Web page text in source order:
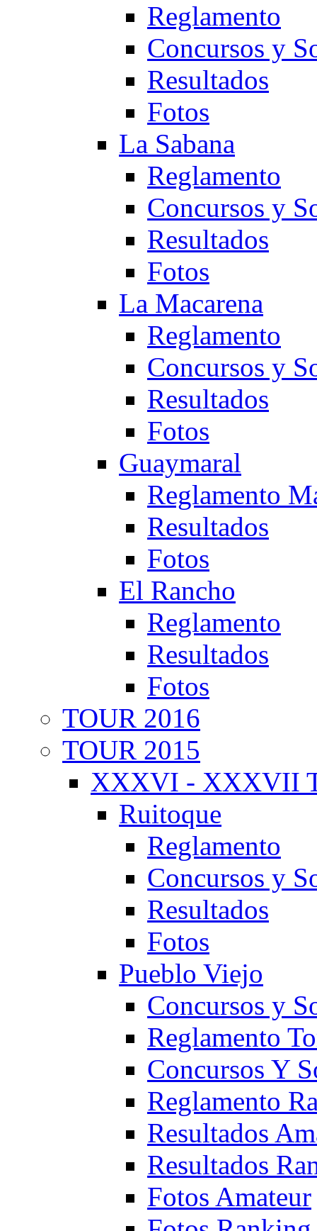
Reglamento
Concursos y
Resultados
Fotos
La Sabana
Reglamento
Concursos y
Resultados
Fotos
La Macarena
Reglamento
Concursos y
Resultados
Fotos
Guaymaral
Reglamento
Resultados
Fotos
El Rancho
Reglamento
Resultados
Fotos
TOUR 2016
TOUR 2015
XXXVI - XXXVII
Ruitoque
Reglamento
Concursos y
Resultados
Fotos
Pueblo Viejo
Concursos y
Reglamento
Concursos Y
Reglamento
Resultados
Resultados
Fotos Amateur